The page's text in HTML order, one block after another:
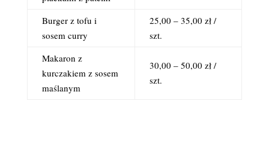
Burger z tofu i
sosem curry
25,00 – 35,00 zł /
szt.
Makaron z
kurczakiem z sosem
maślanym
30,00 – 50,00 zł /
szt.